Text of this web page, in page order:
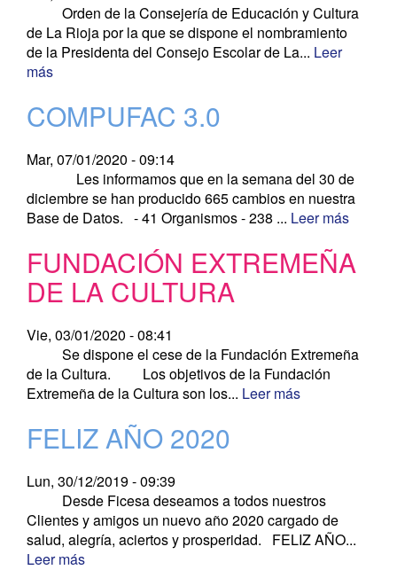
Orden de la Consejería de Educación y Cultura
de La Rioja por la que se dispone el nombramiento
de la Presidenta del Consejo Escolar de La... Leer
más
COMPUFAC 3.0
Mar, 07/01/2020 - 09:14
Les informamos que en la semana del 30 de
diciembre se han producido 665 cambios en nuestra
Base de Datos. - 41 Organismos - 238 ... Leer más
FUNDACIÓN EXTREMEÑA
DE LA CULTURA
Vie, 03/01/2020 - 08:41
Se dispone el cese de la Fundación Extremeña
de la Cultura. Los objetivos de la Fundación
Extremeña de la Cultura son los... Leer más
FELIZ AÑO 2020
Lun, 30/12/2019 - 09:39
Desde Ficesa deseamos a todos nuestros
Clientes y amigos un nuevo año 2020 cargado de
salud, alegría, aciertos y prosperidad. FELIZ AÑO...
Leer más